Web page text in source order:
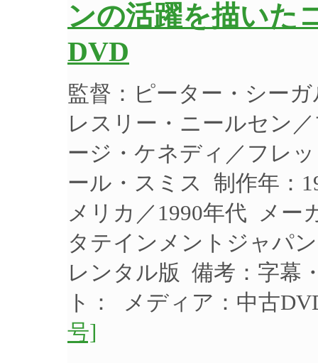
ンの活躍を描いた
DVD
監督：ピーター・シー
レスリー・ニールセン
ージ・ケネディ／フレ
ール・スミス 制作年：
メリカ／1990年代 メー
タテインメントジャパ
レンタル版 備考：字幕
ト： メディア：中古
号]